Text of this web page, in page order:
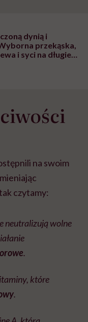
dynią i
przekąska,
i syci na długie
na swoim
czytamy:
neutralizują wolne
.
które
.